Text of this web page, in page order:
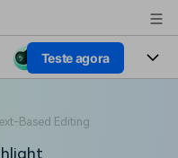
Teste agora
Based Editing